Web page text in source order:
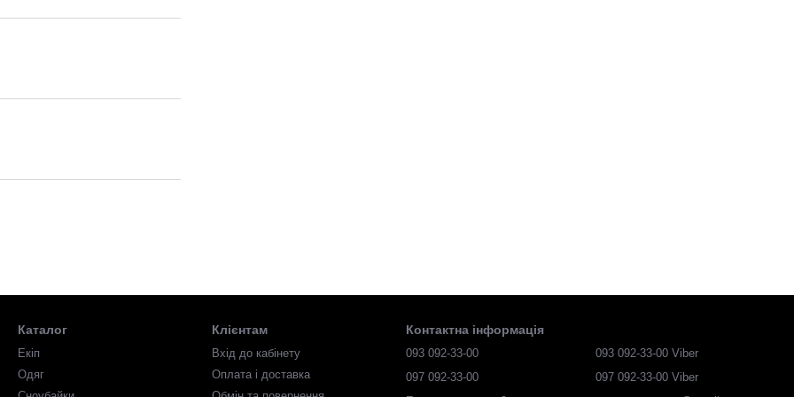
Каталог
Екіп
Одяг
Клієнтам
Вхід до кабінету
Оплата і доставка
Контактна інформація
093 092-33-00
097 092-33-00
093 092-33-00 Viber
097 092-33-00 Viber